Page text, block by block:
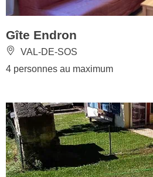
Gîte Endron
VAL-DE-SOS
4 personnes au maximum